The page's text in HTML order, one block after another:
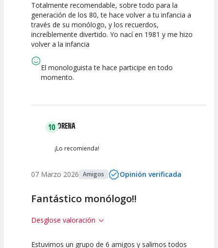
10
Calidad del
Espectáculo
10
Puesta en
Escena
10
Interpretación
artística
Totalmente recomendable, sobre todo para la
generación de los 80, te hace volver a tu infancia a
través de su monólogo, y los recuerdos,
increíblemente divertido. Yo nací en 1981 y me hizo
volver a la infancia
El monologuista te hace participe en todo
momento.
10LORENA
¡Lo recomienda!
07 Marzo 2026 Amigos Opinión verificada
Fantástico monólogo!!
Desglose valoración
10 10 10
Estuvimos un grupo de 6 amigos y salimos todos